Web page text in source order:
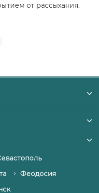
от рассыхания.
Феодосия